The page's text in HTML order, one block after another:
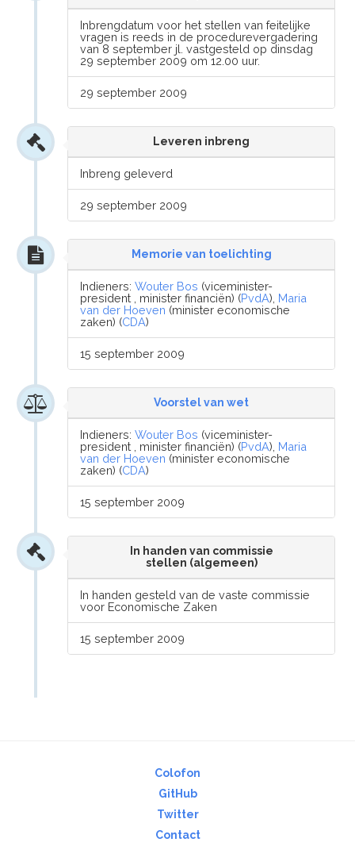
Inbrengdatum voor het stellen van feitelijke
vragen is reeds in de procedurevergadering
van 8 september jl. vastgesteld op dinsdag
29 september 2009 om 12.00 uur.
29 september 2009
Leveren inbreng
Inbreng geleverd
29 september 2009
Memorie van toelichting
Indieners:Wouter Bos (viceminister-
president , minister financiën) (PvdA), Maria
van der Hoeven (minister economische
zaken) (CDA)
15 september 2009
Voorstel van wet
Indieners:Wouter Bos (viceminister-
president , minister financiën) (PvdA), Maria
van der Hoeven (minister economische
zaken) (CDA)
15 september 2009
In handen van commissie
stellen (algemeen)
In handen gesteld van de vaste commissie
voor Economische Zaken
15 september 2009
Colofon
GitHub
Twitter
Contact